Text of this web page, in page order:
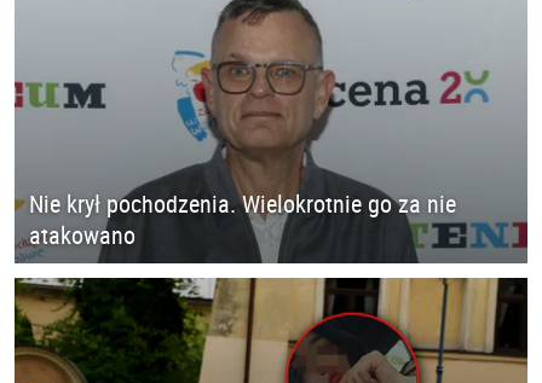
Nie krył pochodzenia. Wielokrotnie go za nie
atakowano